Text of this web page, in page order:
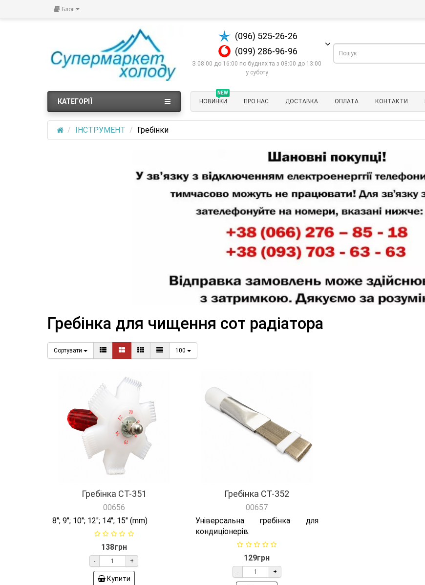
Блог
(096) 525-26-26
(099) 286-96-96
З 08:00 до 16:00 по буднях та з 08:00 до 13:00
у суботу
NEW
НОВИНКИ ПРО НАС ДОСТАВКА ОПЛАТА КОНТАКТИ
КАТЕГОРІЇ
ІНСТРУМЕНТ Гребінки
Гребінка для чищення сот радіатора
Сортувати 100
Гребінка СТ-351
00656
8"; 9"; 10"; 12"; 14"; 15" (mm)
138грн
- +
Купити
Гребінка СТ-352
00657
Універсальна гребінка для
кондиціонерів.
129грн
- +